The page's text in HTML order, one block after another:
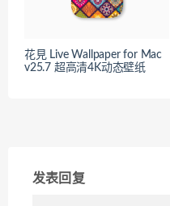
花見 Live Wallpaper for Mac
v25.7 超高清4K动态壁纸
发表回复